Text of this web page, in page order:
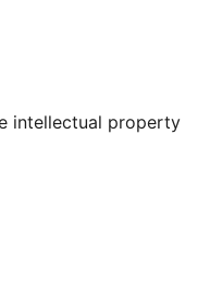
de Tumblr
intellectual property